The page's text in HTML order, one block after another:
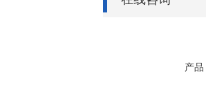
产品